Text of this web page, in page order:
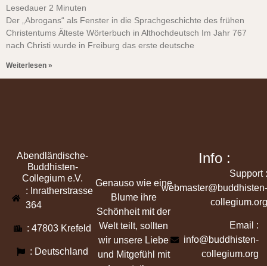
Lesedauer 2 Minuten
Der „Abrogans“ als Fenster in die Sprachgeschichte des frühen
Christentums Älteste Wörterbuch in Althochdeutsch Im Jahr 767
nach Christi wurde in Freiburg das erste deutsche
Weiterlesen »
Abendländische-
Buddhisten-
Collegium e.V.
: Inratherstrasse
364
: 47803 Krefeld
: Deutschland
Genauso wie eine
Blume ihre
Schönheit mit der
Welt teilt, sollten
wir unsere Liebe
und Mitgefühl mit
Info :
Support :
webmaster@buddhisten-
collegium.org
Email :
info@buddhisten-
collegium.org